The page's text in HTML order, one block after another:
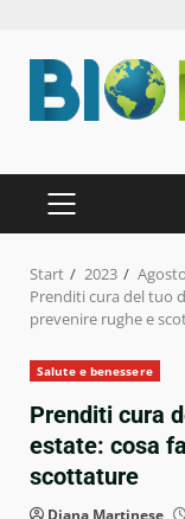
Inhalt
springen
PRIMÄRES
MENÜ
Start 2023
Agosto
Prenditi cura del tuo
prevenire rughe e
Salute e benessere
Prenditi cura
estate: cosa
scottature
Diana Martinese